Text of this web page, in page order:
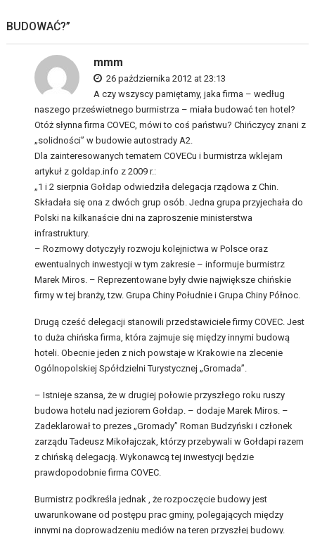
BUDOWAĆ?”
mmm
26 października 2012 at 23:13
A czy wszyscy pamiętamy, jaka firma – według
naszego prześwietnego burmistrza – miała budować ten hotel?
Otóż słynna firma COVEC, mówi to coś państwu? Chińczycy znani z
„solidności” w budowie autostrady A2.
Dla zainteresowanych tematem COVECu i burmistrza wklejam
artykuł z goldap.info z 2009 r.:
„1 i 2 sierpnia Gołdap odwiedziła delegacja rządowa z Chin.
Składała się ona z dwóch grup osób. Jedna grupa przyjechała do
Polski na kilkanaście dni na zaproszenie ministerstwa
infrastruktury.
– Rozmowy dotyczyły rozwoju kolejnictwa w Polsce oraz
ewentualnych inwestycji w tym zakresie – informuje burmistrz
Marek Miros. – Reprezentowane były dwie największe chińskie
firmy w tej branży, tzw. Grupa Chiny Południe i Grupa Chiny Północ.
Drugą cześć delegacji stanowili przedstawiciele firmy COVEC. Jest
to duża chińska firma, która zajmuje się między innymi budową
hoteli. Obecnie jeden z nich powstaje w Krakowie na zlecenie
Ogólnopolskiej Spółdzielni Turystycznej „Gromada”.
– Istnieje szansa, że w drugiej połowie przyszłego roku ruszy
budowa hotelu nad jeziorem Gołdap. – dodaje Marek Miros. –
Zadeklarował to prezes „Gromady” Roman Budzyński i członek
zarządu Tadeusz Mikołajczak, którzy przebywali w Gołdapi razem
z chińską delegacją. Wykonawcą tej inwestycji będzie
prawdopodobnie firma COVEC.
Burmistrz podkreśla jednak , że rozpoczęcie budowy jest
uwarunkowane od postępu prac gminy, polegających między
innymi na doprowadzeniu mediów na teren przyszłej budowy.